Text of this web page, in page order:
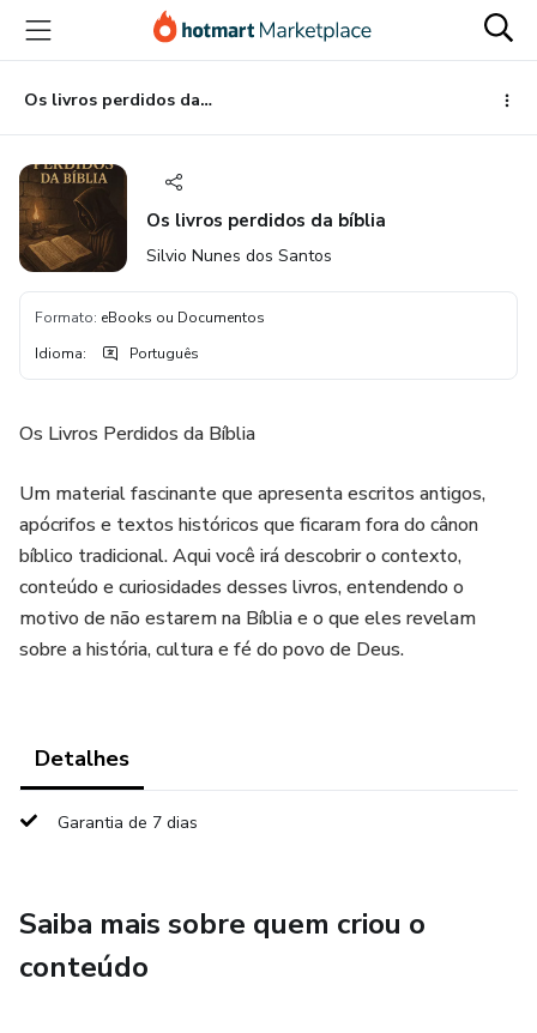
para
conteúdo
principal
para
pagamento
para
rodapé
Os livros perdidos da bíblia
Os livros perdidos da bíblia
Silvio Nunes dos Santos
Formato: eBooks ou Documentos
Idioma: Português
Os Livros Perdidos da Bíblia
Um material fascinante que apresenta escritos antigos,
apócrifos e textos históricos que ficaram fora do cânon
bíblico tradicional. Aqui você irá descobrir o contexto,
conteúdo e curiosidades desses livros, entendendo o
motivo de não estarem na Bíblia e o que eles revelam
sobre a história, cultura e fé do povo de Deus.
Detalhes
Garantia de 7 dias
Saiba mais sobre quem criou o
conteúdo